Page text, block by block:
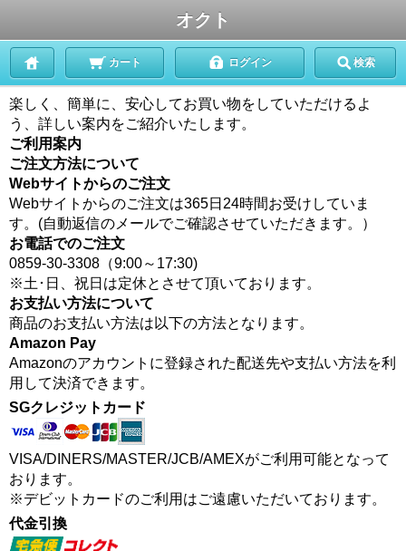
オクト
カート ログイン 検索
楽しく、簡単に、安心してお買い物をしていただけるよ
う、詳しい案内をご紹介いたします。
ご利用案内
ご注文方法について
Webサイトからのご注文
Webサイトからのご注文は365日24時間お受けしていま
す。(自動返信のメールでご確認させていただきます。）
お電話でのご注文
0859-30-3308（9:00～17:30)
※土･日、祝日は定休とさせて頂いております。
お支払い方法について
商品のお支払い方法は以下の方法となります。
Amazon Pay
Amazonのアカウントに登録された配送先や支払い方法を利
用して決済できます。
SGクレジットカード
VISA/DINERS/MASTER/JCB/AMEXがご利用可能となって
おります。
※デビットカードのご利用はご遠慮いただいております。
代金引換